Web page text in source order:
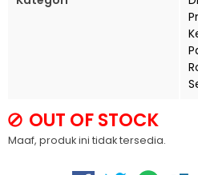
OUT OF STOCK
Maaf, produk ini tidak tersedia.